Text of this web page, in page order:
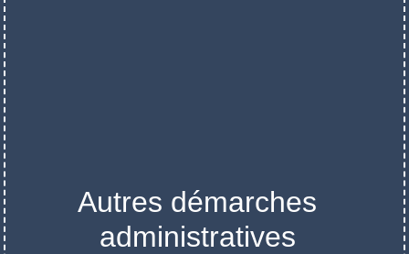
Autres démarches
administratives